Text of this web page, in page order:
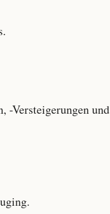
Versteigerungen und